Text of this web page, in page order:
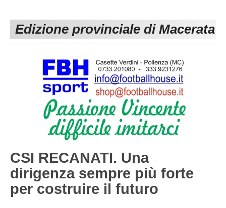
Carica la tua Rosa
1^ CATEGORIA
3^ CATEGORIA
GIOVANILI
Edizione provinciale di Macerata
CSI RECANATI. Una
dirigenza sempre più forte
per costruire il futuro